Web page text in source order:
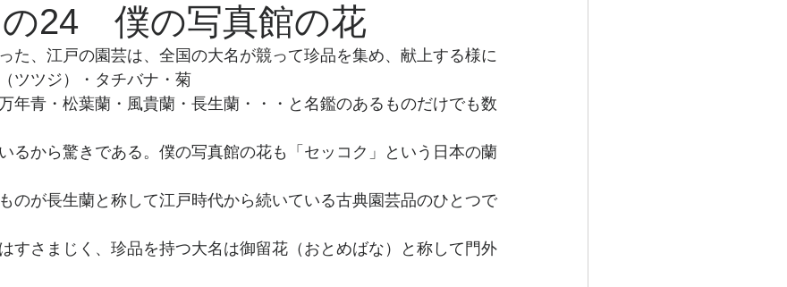
24 僕の写真館の花
た、江戸の園芸は、全国の大名が競って珍品を集め、献上する様に
ツツジ）・タチバナ・菊
年青・松葉蘭・風貴蘭・長生蘭・・・と名鑑のあるものだけでも数
るから驚きである。僕の写真館の花も「セッコク」という日本の蘭
のが長生蘭と称して江戸時代から続いている古典園芸品のひとつで
すさまじく、珍品を持つ大名は御留花（おとめばな）と称して門外